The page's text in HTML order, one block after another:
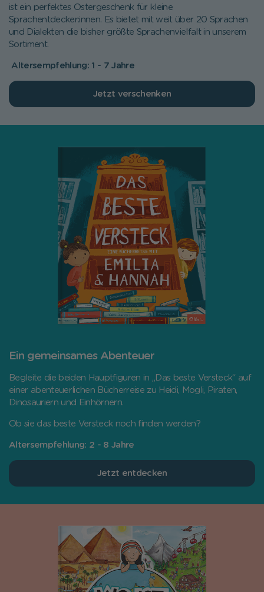
ist ein perfektes Ostergeschenk für kleine
Sprachentdecker:innen. Es bietet mit weit über 20 Sprachen
und Dialekten die bisher größte Sprachenvielfalt in unserem
Sortiment.
Altersempfehlung: 1 - 7 Jahre
Jetzt verschenken
Ein gemeinsames Abenteuer
Begleite die beiden Hauptfiguren in „Das beste Versteck“ auf
einer abenteuerlichen Bücherreise zu Heidi, Mogli, Piraten,
Dinosauriern und Einhörnern.
Ob sie das beste Versteck noch finden werden?
Altersempfehlung: 2 - 8 Jahre
Jetzt entdecken